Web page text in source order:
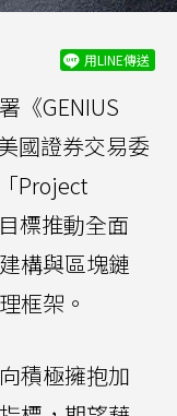
用LINE傳送
《GENIUS
國證券交易委
Project
標推動全面
構與區塊鏈
框架。
積極擁抱加